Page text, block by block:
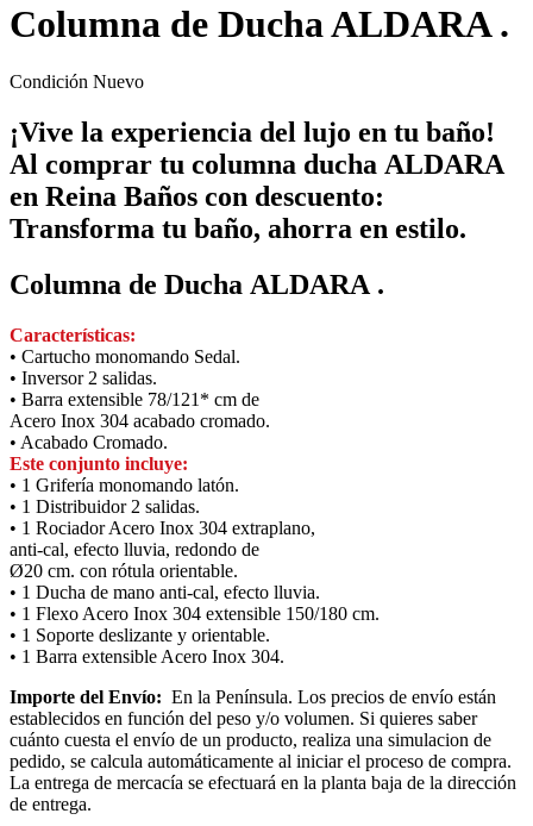
Columna de Ducha ALDARA .
Condición Nuevo
¡Vive la experiencia del lujo en tu baño!
Al comprar tu columna ducha ALDARA
en Reina Baños con descuento:
Transforma tu baño, ahorra en estilo.
Columna de Ducha ALDARA .
Características:
• Cartucho monomando Sedal.
• Inversor 2 salidas.
• Barra extensible 78/121* cm de
Acero Inox 304 acabado cromado.
• Acabado Cromado.
Este conjunto incluye:
• 1 Grifería monomando latón.
• 1 Distribuidor 2 salidas.
• 1 Rociador Acero Inox 304 extraplano,
anti-cal, efecto lluvia, redondo de
Ø20 cm. con rótula orientable.
• 1 Ducha de mano anti-cal, efecto lluvia.
• 1 Flexo Acero Inox 304 extensible 150/180 cm.
• 1 Soporte deslizante y orientable.
• 1 Barra extensible Acero Inox 304.
Importe del Envío: En la Península. Los precios de envío están
establecidos en función del peso y/o volumen. Si quieres saber
cuánto cuesta el envío de un producto, realiza una simulacion de
pedido, se calcula automáticamente al iniciar el proceso de compra.
La entrega de mercacía se efectuará en la planta baja de la dirección
de entrega.